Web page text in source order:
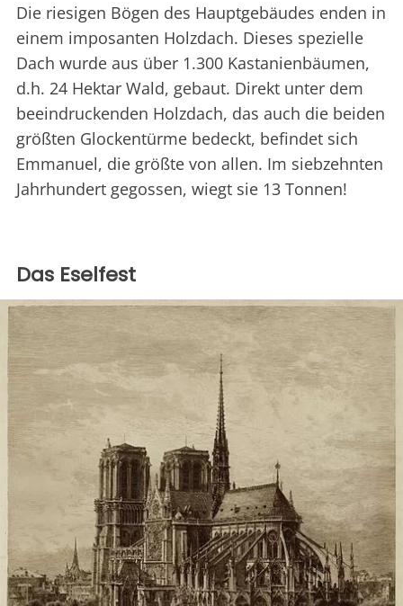
Die riesigen Bögen des Hauptgebäudes enden in
einem imposanten Holzdach. Dieses spezielle
Dach wurde aus über 1.300 Kastanienbäumen,
d.h. 24 Hektar Wald, gebaut. Direkt unter dem
beeindruckenden Holzdach, das auch die beiden
größten Glockentürme bedeckt, befindet sich
Emmanuel, die größte von allen. Im siebzehnten
Jahrhundert gegossen, wiegt sie 13 Tonnen!
Das Eselfest